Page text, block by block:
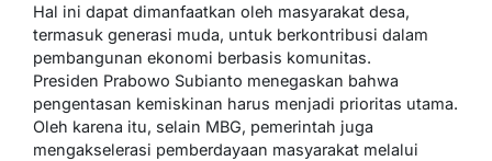
Hal ini dapat dimanfaatkan oleh masyarakat desa,
termasuk generasi muda, untuk berkontribusi dalam
pembangunan ekonomi berbasis komunitas.
Presiden Prabowo Subianto menegaskan bahwa
pengentasan kemiskinan harus menjadi prioritas utama.
Oleh karena itu, selain MBG, pemerintah juga
mengakselerasi pemberdayaan masyarakat melalui